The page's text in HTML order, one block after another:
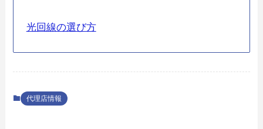
光回線の選び方
代理店情報